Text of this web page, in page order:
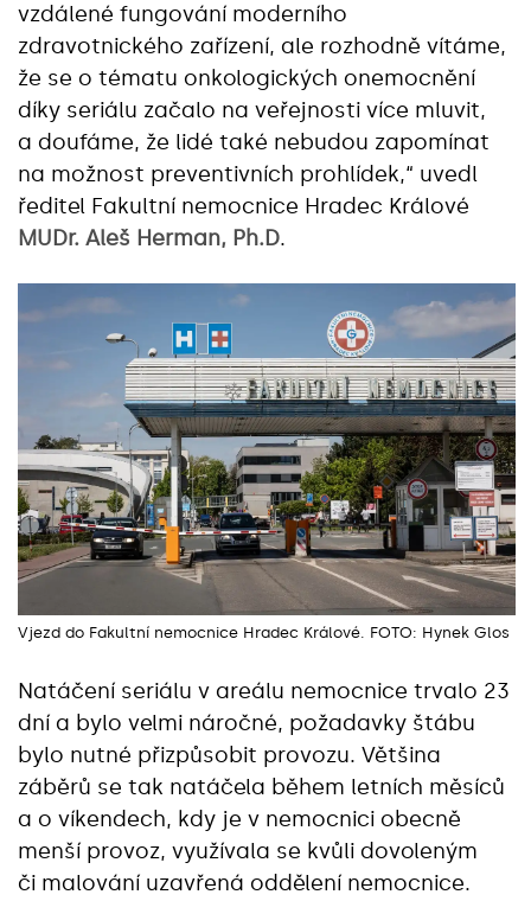
vzdálené fungování moderního
zdravotnického zařízení, ale rozhodně vítáme,
že se o tématu onkologických onemocnění
díky seriálu začalo na veřejnosti více mluvit,
a doufáme, že lidé také nebudou zapomínat
na možnost preventivních prohlídek,“ uvedl
ředitel Fakultní nemocnice Hradec Králové
MUDr. Aleš Herman, Ph.D.
Vjezd do Fakultní nemocnice Hradec Králové. FOTO: Hynek Glos
Natáčení seriálu v areálu nemocnice trvalo 23
dní a bylo velmi náročné, požadavky štábu
bylo nutné přizpůsobit provozu. Většina
záběrů se tak natáčela během letních měsíců
a o víkendech, kdy je v nemocnici obecně
menší provoz, využívala se kvůli dovoleným
či malování uzavřená oddělení nemocnice.